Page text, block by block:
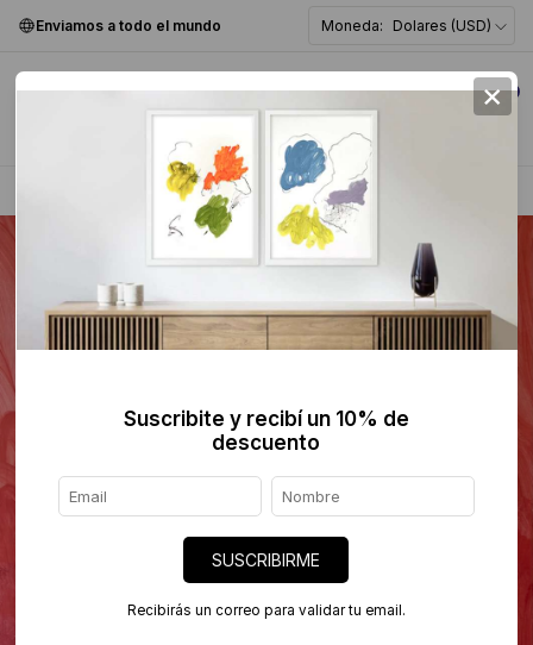
Enviamos a todo el mundo Moneda: Dolares (USD)
0
Abstracta >
×
Suscribite y recibí un 10% de
descuento
SUSCRIBIRME
Recibirás un correo para validar tu email.